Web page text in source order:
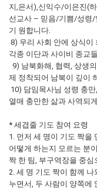
지,은서),신익수/이은진(
선교사 – 믿음/기쁨/성령/
기 원합니다.
8) 우리 사회 안에 상식이
각종 이단과 사이비 종교
9) 남북화해, 협력, 상생
제 정착되어 남북이 깊이
10) 담임목사님 성령 충
열매 충만한 삶과 사역되
* 세겹줄 기도 참여 요령
1. 먼저 세 명이 기도 짝을
어떻게 하는지 모르는 분
짝 한 팀, 부구역장을 중
2. 세 명 기도 짝이 함께
누면서, 두 사람이 양쪽에